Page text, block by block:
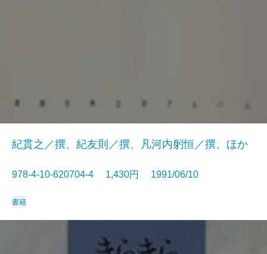
紀貫之／撰、紀友則／撰、凡河内躬恒／撰、ほか
978-4-10-620704-4 1,430円 1991/06/10
書籍